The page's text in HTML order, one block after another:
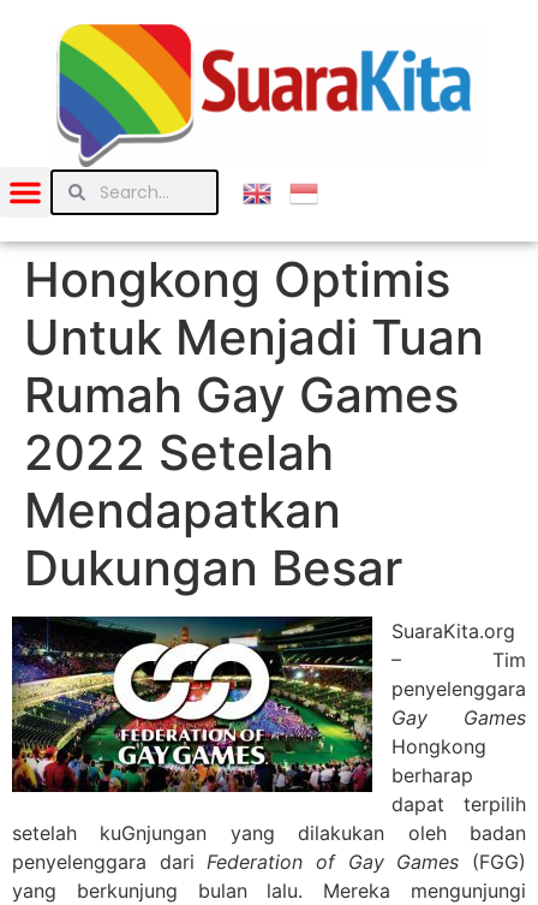
Hongkong Optimis
Untuk Menjadi Tuan
Rumah Gay Games
2022 Setelah
Mendapatkan
Dukungan Besar
SuaraKita.org
– Tim
penyelenggara
Gay Games
Hongkong
berharap
dapat terpilih
setelah kuGnjungan yang dilakukan oleh badan
penyelenggara dariFederation of Gay Games (FGG)
yang berkunjung bulan lalu. Mereka mengunjungi